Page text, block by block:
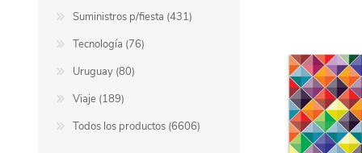
Suministros p/fiesta (431)
Tecnología (76)
Uruguay (80)
Viaje (189)
Todos los productos (6606)